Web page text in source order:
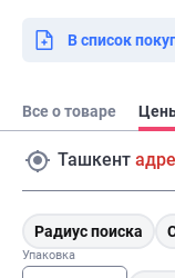
В список
Все о товаре
Ташкент
Радиус поиска
Упаковка